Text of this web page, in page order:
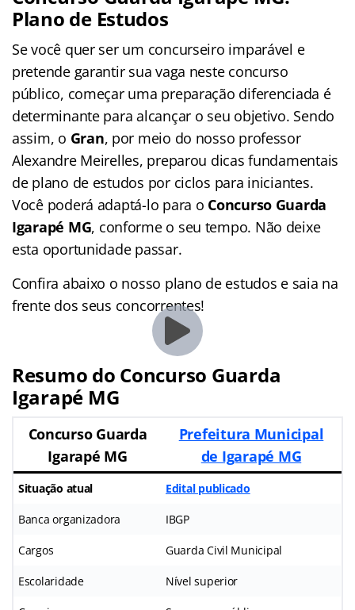
Plano de Estudos
Se você quer ser um concurseiro imparável e
pretende garantir sua vaga neste concurso
público, começar uma preparação diferenciada é
determinante para alcançar o seu objetivo. Sendo
assim, o Gran, por meio do nosso professor
Alexandre Meirelles, preparou dicas fundamentais
de plano de estudos por ciclos para iniciantes.
Você poderá adaptá-lo para o Concurso Guarda
Igarapé MG, conforme o seu tempo. Não deixe
esta oportunidade passar.
Confira abaixo o nosso plano de estudos e saia na
frente dos seus concorrentes!
Resumo do Concurso Guarda
Igarapé MG
Concurso Guarda
Igarapé MG
Prefeitura Municipal
de Igarapé MG
Situação atual Edital publicado
Banca organizadora IBGP
Cargos Guarda Civil Municipal
Escolaridade Nível superior